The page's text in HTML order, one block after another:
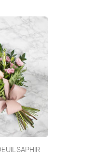
SAPHIR